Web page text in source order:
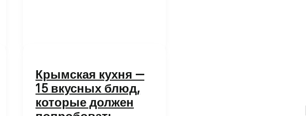
укрепления
здоровья
Крымская кухня —
15 вкусных блюд,
которые должен